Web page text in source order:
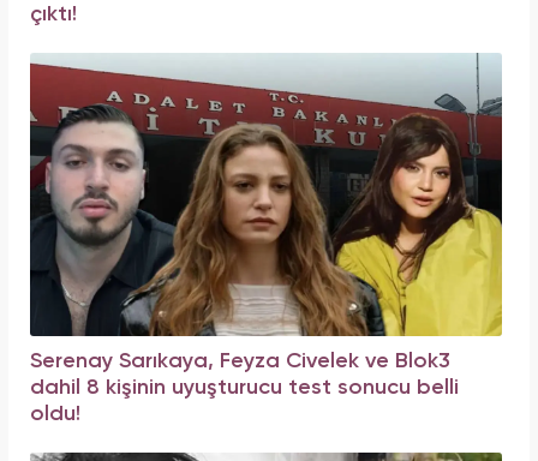
çıktı!
Serenay Sarıkaya, Feyza Civelek ve Blok3
dahil 8 kişinin uyuşturucu test sonucu belli
oldu!